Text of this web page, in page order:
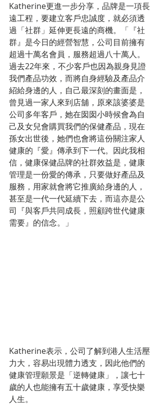
Katherine更進一步分享，品牌是一項長
遠工程，要建立客戶忠誠度，就必須透
過「社群」延伸更長遠的商機。「『社
群』是今日的經營智慧，公司目前擁有
超過十萬名會員，服務超過八十萬人。
過去22年來，不少客戶也因為親身見證
我們產品功效，而將自身經驗及產品介
紹給身邊的人，自己最深刻的畫面是，
曾見過一家人來到店舖，原來該婆婆是
公司多年客戶，她在囡囡小時候會為自
己及女兒會購買我們的保健產品，現在
孫女出世後，她們也會將這份關注家人
健康的『愛』傳承到下一代。因此我相
信，健康保健品牌的社群效益是，健康
管理是一份愛的傳承，只要做好產品及
服務，用家就會將它推廣給身邊的人，
甚至是一代一代延續下去，而這亦是公
司『與客戶共同成長，照顧跨世代健康
需要』的信念。」
Katherine表示，公司了解到港人生活壓
力大，容易出現體力透支，因此他們的
健康管理願景是「逆轉健康」，讓七十
歲的人也能擁有五十歲健康，享受快樂
人生。